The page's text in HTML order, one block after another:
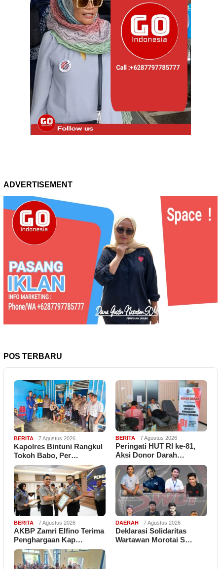
ADVERTISEMENT
POS TERBARU
BERITA 7 Agustus 2026
Kapolres Bintuni Rangkul
Tokoh Babo, Per…
BERITA 7 Agustus 2026
Peringati HUT RI ke-81,
Aksi Donor Darah…
BERITA 7 Agustus 2026
AKBP Zamri Elfino Terima
Penghargaan Kap…
DAERAH 7 Agustus 2026
Deklarasi Solidaritas
Wartawan Morotai S…